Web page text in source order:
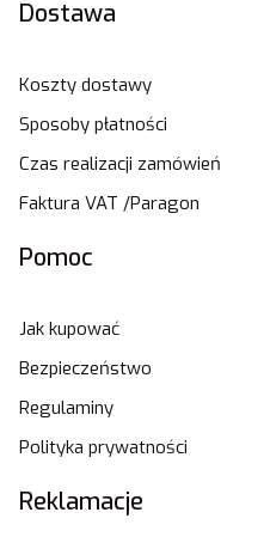
Dostawa
Koszty dostawy
Sposoby płatności
Czas realizacji zamówień
Faktura VAT /Paragon
Pomoc
Jak kupować
Bezpieczeństwo
Regulaminy
Polityka prywatności
Reklamacje